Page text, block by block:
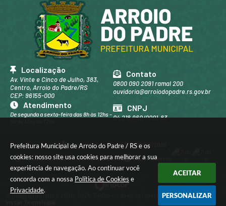
Prefeitura Municipal de Arroio do Padre / RS e os
cookies: nosso site usa cookies para melhorar a sua
experiência de navegação. Ao continuar você
concorda com a nossa Política de Cookies e
Privacidade.
ACEITAR
PERSONALIZAR
Localização
Av. Vinte e Cinco de Julho, 383,
Centro, Arroio do Padre/RS
CEP: 96155-000
Contato
0800 090 2091 ramal 200
ouvidoria@arroiodopadre.rs.gov.br
Atendimento
De segunda a sexta-feira das 8h às 12hs -
CNPJ
04.218.960/0001-83
Versão do Sistema:3.5.3 - 19/06/2026
Portal atualizado em:06/08/2026 15:39 Dados Abertos
© Copyright Instar - 2006-2026. Todos os direitos reservados -